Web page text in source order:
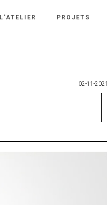
L'ATELIER PROJETS
02-11-2021